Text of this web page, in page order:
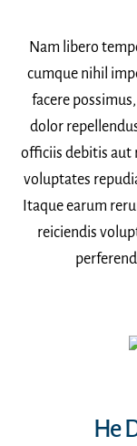
Nam libero
cumque nihil
facere
dolor
officiis debitis aut
voluptates
Itaque earum
reiciendis
He